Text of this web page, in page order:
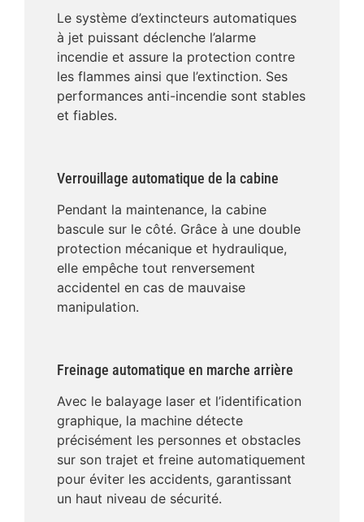
Le système d’extincteurs automatiques
à jet puissant déclenche l’alarme
incendie et assure la protection contre
les flammes ainsi que l’extinction. Ses
performances anti-incendie sont stables
et fiables.
Verrouillage automatique de la cabine
Pendant la maintenance, la cabine
bascule sur le côté. Grâce à une double
protection mécanique et hydraulique,
elle empêche tout renversement
accidentel en cas de mauvaise
manipulation.
Freinage automatique en marche arrière
Avec le balayage laser et l’identification
graphique, la machine détecte
précisément les personnes et obstacles
sur son trajet et freine automatiquement
pour éviter les accidents, garantissant
un haut niveau de sécurité.